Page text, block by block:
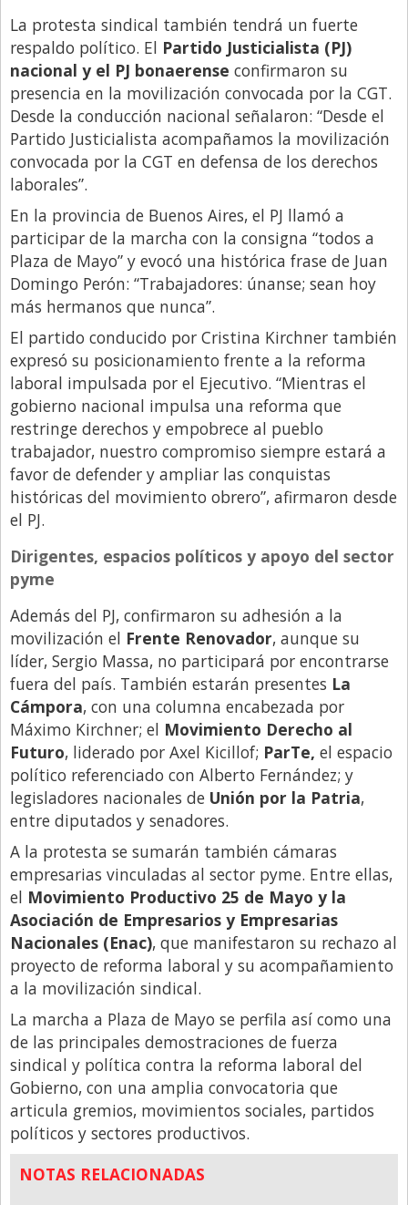
La protesta sindical también tendrá un fuerte
respaldo político. El Partido Justicialista (PJ)
nacional y el PJ bonaerense confirmaron su
presencia en la movilización convocada por la CGT.
Desde la conducción nacional señalaron: “Desde el
Partido Justicialista acompañamos la movilización
convocada por la CGT en defensa de los derechos
laborales”.
En la provincia de Buenos Aires, el PJ llamó a
participar de la marcha con la consigna “todos a
Plaza de Mayo” y evocó una histórica frase de Juan
Domingo Perón: “Trabajadores: únanse; sean hoy
más hermanos que nunca”.
El partido conducido por Cristina Kirchner también
expresó su posicionamiento frente a la reforma
laboral impulsada por el Ejecutivo. “Mientras el
gobierno nacional impulsa una reforma que
restringe derechos y empobrece al pueblo
trabajador, nuestro compromiso siempre estará a
favor de defender y ampliar las conquistas
históricas del movimiento obrero”, afirmaron desde
el PJ.
Dirigentes, espacios políticos y apoyo del sector
pyme
Además del PJ, confirmaron su adhesión a la
movilización el Frente Renovador, aunque su
líder, Sergio Massa, no participará por encontrarse
fuera del país. También estarán presentes La
Cámpora, con una columna encabezada por
Máximo Kirchner; el Movimiento Derecho al
Futuro, liderado por Axel Kicillof; ParTe, el espacio
político referenciado con Alberto Fernández; y
legisladores nacionales de Unión por la Patria,
entre diputados y senadores.
A la protesta se sumarán también cámaras
empresarias vinculadas al sector pyme. Entre ellas,
el Movimiento Productivo 25 de Mayo y la
Asociación de Empresarios y Empresarias
Nacionales (Enac), que manifestaron su rechazo al
proyecto de reforma laboral y su acompañamiento
a la movilización sindical.
La marcha a Plaza de Mayo se perfila así como una
de las principales demostraciones de fuerza
sindical y política contra la reforma laboral del
Gobierno, con una amplia convocatoria que
articula gremios, movimientos sociales, partidos
políticos y sectores productivos.
NOTAS RELACIONADAS